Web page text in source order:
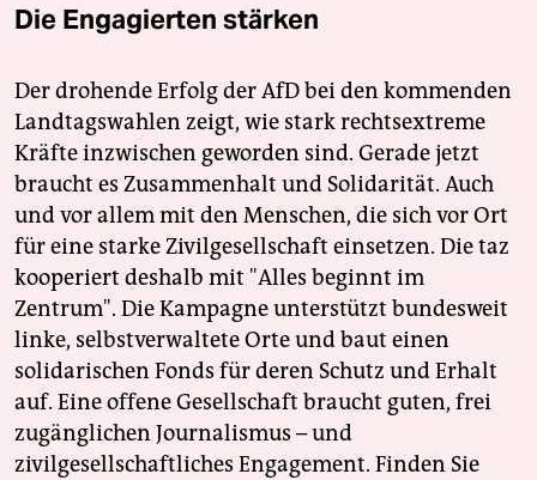
Die Engagierten stärken
Der drohende Erfolg der AfD bei den kommenden
Landtagswahlen zeigt, wie stark rechtsextreme
Kräfte inzwischen geworden sind. Gerade jetzt
braucht es Zusammenhalt und Solidarität. Auch
und vor allem mit den Menschen, die sich vor Ort
für eine starke Zivilgesellschaft einsetzen. Die taz
kooperiert deshalb mit "Alles beginnt im
Zentrum". Die Kampagne unterstützt bundesweit
linke, selbstverwaltete Orte und baut einen
solidarischen Fonds für deren Schutz und Erhalt
auf. Eine offene Gesellschaft braucht guten, frei
zugänglichen Journalismus – und
zivilgesellschaftliches Engagement. Finden Sie